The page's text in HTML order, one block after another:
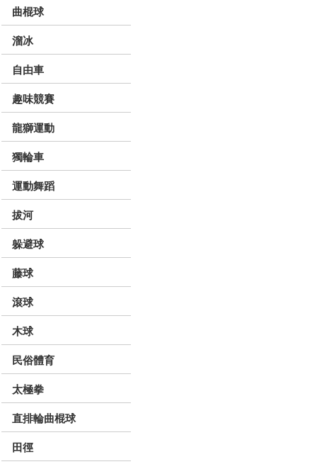
曲棍球
溜冰
自由車
趣味競賽
龍獅運動
獨輪車
運動舞蹈
拔河
躲避球
藤球
滾球
木球
民俗體育
太極拳
直排輪曲棍球
田徑